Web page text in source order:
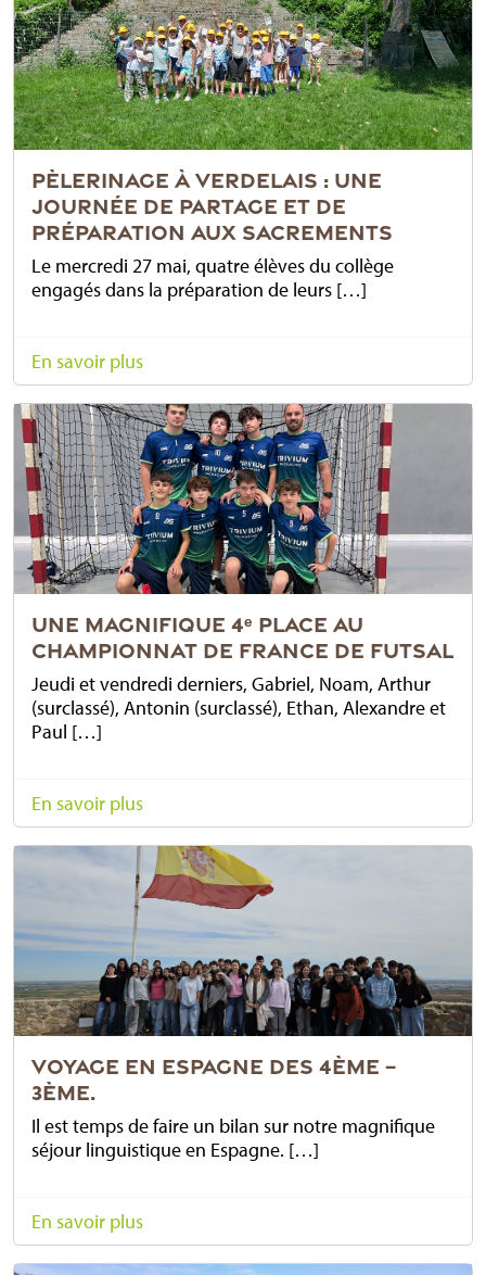
PÈLERINAGE À VERDELAIS : UNE
JOURNÉE DE PARTAGE ET DE
PRÉPARATION AUX SACREMENTS
Le mercredi 27 mai, quatre élèves du collège
engagés dans la préparation de leurs […]
En savoir plus
UNE MAGNIFIQUE 4ᵉ PLACE AU
CHAMPIONNAT DE FRANCE DE FUTSAL
Jeudi et vendredi derniers, Gabriel, Noam, Arthur
(surclassé), Antonin (surclassé), Ethan, Alexandre et
Paul […]
En savoir plus
VOYAGE EN ESPAGNE DES 4ÈME –
3ÈME.
Il est temps de faire un bilan sur notre magnifique
séjour linguistique en Espagne. […]
En savoir plus